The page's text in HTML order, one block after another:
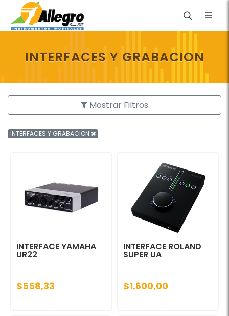
INTERFACES Y GRABACION
Mostrar Filtros
INTERFACES Y GRABACION
INTERFACE YAMAHA
UR22
$558,33
INTERFACE ROLAND
SUPER UA
$1.600,00